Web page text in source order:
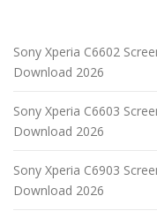
Sony Xperia C6602
Download 2026
Sony Xperia C6603
Download 2026
Sony Xperia C6903
Download 2026